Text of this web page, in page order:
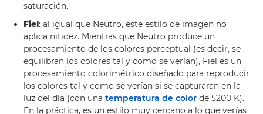
saturación.
Fiel: al igual que Neutro, este estilo de imagen no
aplica nitidez. Mientras que Neutro produce un
procesamiento de los colores perceptual (es decir, se
equilibran los colores tal y como se verían), Fiel es un
procesamiento colorimétrico diseñado para reproducir
los colores tal y como se verían si se capturaran en la
luz del día (con una temperatura de color de 5200 K).
En la práctica, es un estilo muy cercano a lo que verías